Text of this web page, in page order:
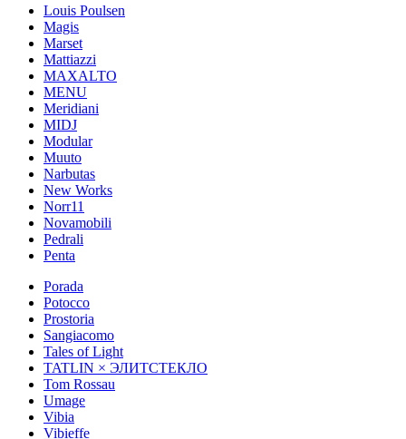
Louis Poulsen
Magis
Marset
Mattiazzi
MAXALTO
MENU
Meridiani
MIDJ
Modular
Muuto
Narbutas
New Works
Norr11
Novamobili
Pedrali
Penta
Porada
Potocco
Prostoria
Sangiacomo
Tales of Light
TATLIN × ЭЛИТСТЕКЛО
Tom Rossau
Umage
Vibia
Vibieffe